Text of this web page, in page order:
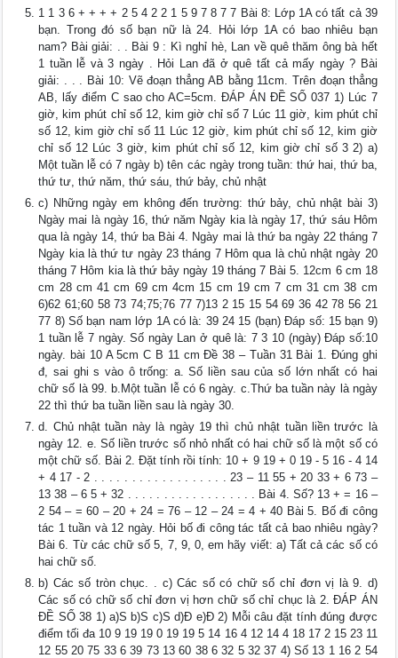
1 1 3 6 + + + + 2 5 4 2 2 1 5 9 7 8 7 7 Bài 8: Lớp 1A có tất cả 39
bạn. Trong đó số bạn nữ là 24. Hỏi lớp 1A có bao nhiêu bạn
nam? Bài giải: . . Bài 9 : Kì nghỉ hè, Lan về quê thăm ông bà hết
1 tuần lễ và 3 ngày . Hỏi Lan đã ở quê tất cả mấy ngày ? Bài
giải: . . . Bài 10: Vẽ đoạn thẳng AB bằng 11cm. Trên đoạn thẳng
AB, lấy điểm C sao cho AC=5cm. ĐÁP ÁN ĐỀ SỐ 037 1) Lúc 7
giờ, kim phút chỉ số 12, kim giờ chỉ số 7 Lúc 11 giờ, kim phút chỉ
số 12, kim giờ chỉ số 11 Lúc 12 giờ, kim phút chỉ số 12, kim giờ
chỉ số 12 Lúc 3 giờ, kim phút chỉ số 12, kim giờ chỉ số 3 2) a)
Một tuần lễ có 7 ngày b) tên các ngày trong tuần: thứ hai, thứ ba,
thứ tư, thứ năm, thứ sáu, thứ bảy, chủ nhật
c) Những ngày em không đến trường: thứ bảy, chủ nhật bài 3)
Ngày mai là ngày 16, thứ năm Ngày kia là ngày 17, thứ sáu Hôm
qua là ngày 14, thứ ba Bài 4. Ngày mai là thứ ba ngày 22 tháng 7
Ngày kia là thứ tư ngày 23 tháng 7 Hôm qua là chủ nhật ngày 20
tháng 7 Hôm kia là thứ bảy ngày 19 tháng 7 Bài 5. 12cm 6 cm 18
cm 28 cm 41 cm 69 cm 4cm 15 cm 19 cm 7 cm 31 cm 38 cm
6)62 61;60 58 73 74;75;76 77 7)13 2 15 15 54 69 36 42 78 56 21
77 8) Số bạn nam lớp 1A có là: 39 24 15 (bạn) Đáp số: 15 bạn 9)
1 tuần lễ 7 ngày. Số ngày Lan ở quê là: 7 3 10 (ngày) Đáp số:10
ngày. bài 10 A 5cm C B 11 cm Đề 38 – Tuần 31 Bài 1. Đúng ghi
đ, sai ghi s vào ô trống: a. Số liền sau của số lớn nhất có hai
chữ số là 99. b.Một tuần lễ có 6 ngày. c.Thứ ba tuần này là ngày
22 thì thứ ba tuần liền sau là ngày 30.
d. Chủ nhật tuần này là ngày 19 thì chủ nhật tuần liền trước là
ngày 12. e. Số liền trước số nhỏ nhất có hai chữ số là một số có
một chữ số. Bài 2. Đặt tính rồi tính: 10 + 9 19 + 0 19 - 5 16 - 4 14
+ 4 17 - 2 . . . . . . . . . . . . . . . . . . 23 – 11 55 + 20 33 + 6 73 –
13 38 – 6 5 + 32 . . . . . . . . . . . . . . . . . . Bài 4. Số? 13 + = 16 –
2 54 – = 60 – 20 + 24 = 76 – 12 – 24 = 4 + 40 Bài 5. Bố đi công
tác 1 tuần và 12 ngày. Hỏi bố đi công tác tất cả bao nhiêu ngày?
Bài 6. Từ các chữ số 5, 7, 9, 0, em hãy viết: a) Tất cả các số có
hai chữ số.
b) Các số tròn chục. . c) Các số có chữ số chỉ đơn vị là 9. d)
Các số có chữ số chỉ đơn vị hơn chữ số chỉ chục là 2. ĐÁP ÁN
ĐỀ SỐ 38 1) a)S b)S c)S d)Đ e)Đ 2) Mỗi câu đặt tính đúng được
điểm tối đa 10 9 19 19 0 19 19 5 14 16 4 12 14 4 18 17 2 15 23 11
12 55 20 75 33 6 39 73 13 60 38 6 32 5 32 37 4) Số 13 1 16 2 54